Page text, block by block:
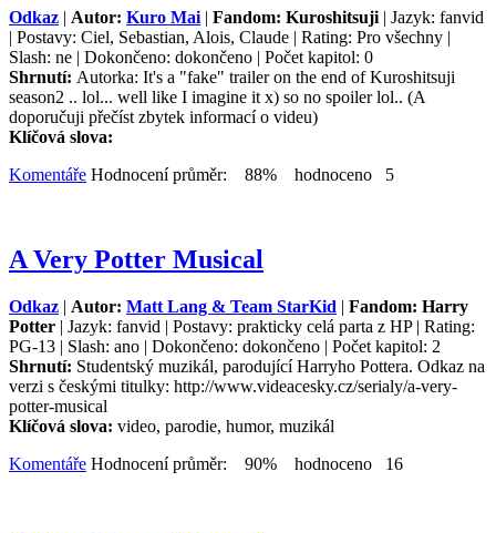
Odkaz | Autor: Kuro Mai | Fandom: Kuroshitsuji | Jazyk: fanvid
| Postavy: Ciel, Sebastian, Alois, Claude | Rating: Pro všechny |
Slash: ne | Dokončeno: dokončeno | Počet kapitol: 0
Shrnutí: Autorka: It's a "fake" trailer on the end of Kuroshitsuji
season2 .. lol... well like I imagine it x) so no spoiler lol.. (A
doporučuji přečíst zbytek informací o videu)
Klíčová slova:
Komentáře Hodnocení průměr: 88% hodnoceno 5
A Very Potter Musical
Odkaz | Autor: Matt Lang & Team StarKid | Fandom: Harry
Potter | Jazyk: fanvid | Postavy: prakticky celá parta z HP | Rating:
PG-13 | Slash: ano | Dokončeno: dokončeno | Počet kapitol: 2
Shrnutí: Studentský muzikál, parodující Harryho Pottera. Odkaz na
verzi s českými titulky: http://www.videacesky.cz/serialy/a-very-
potter-musical
Klíčová slova: video, parodie, humor, muzikál
Komentáře Hodnocení průměr: 90% hodnoceno 16